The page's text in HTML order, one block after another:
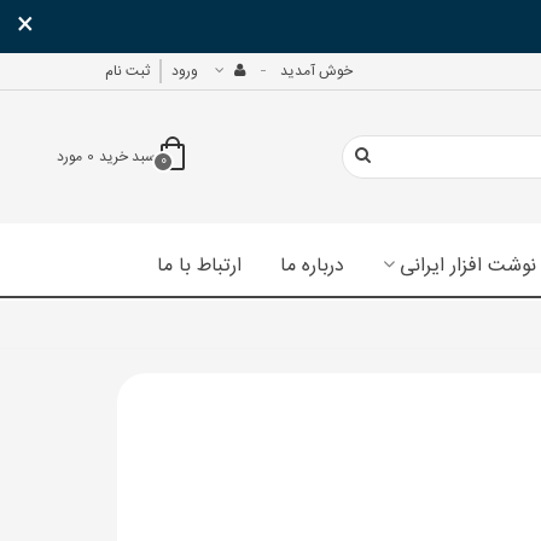
×
خوش آمدید ورود ثبت نام
0سبد خرید 0 مورد
نوشت افزار ایرانی درباره ما ارتباط با ما